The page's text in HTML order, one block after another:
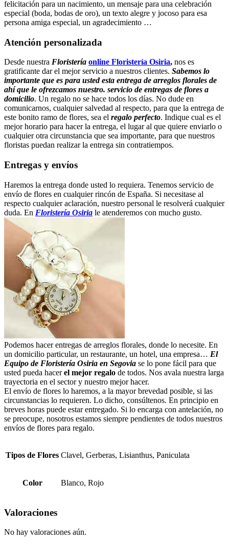
felicitación para un nacimiento, un mensaje para una celebración
especial (boda, bodas de oro), un texto alegre y jocoso para esa
persona amiga especial, un agradecimiento …
Atención personalizada
Desde nuestra Floristería online Floristería Osiria, nos es
gratificante dar el mejor servicio a nuestros clientes. Sabemos lo
importante que es para usted esta entrega de arreglos florales de
ahí que le ofrezcamos nuestro. servicio de entregas de flores a
domicilio. Un regalo no se hace todos los días. No dude en
comunicarnos, cualquier salvedad al respecto, para que la entrega de
este bonito ramo de flores, sea el regalo perfecto. Indique cual es el
mejor horario para hacer la entrega, el lugar al que quiere enviarlo o
cualquier otra circunstancia que sea importante, para que nuestros
floristas puedan realizar la entrega sin contratiempos.
Entregas y envíos
Haremos la entrega donde usted lo requiera. Tenemos servicio de
envío de flores en cualquier rincón de España. Si necesitase al
respecto cualquier aclaración, nuestro personal le resolverá cualquier
duda. En Floristería Osiria le atenderemos con mucho gusto.
Podemos hacer entregas de arreglos florales, donde lo necesite. En
un domicilio particular, un restaurante, un hotel, una empresa… El
Equipo de Floristería Osiria en Segovia se lo pone fácil para que
usted pueda hacerel mejor regalo de todos. Nos avala nuestra larga
trayectoria en el sector y nuestro mejor hacer.
El envío de flores lo haremos, a la mayor brevedad posible, si las
circunstancias lo requieren. Lo dicho, consúltenos. En principio en
breves horas puede estar entregado. Si lo encarga con antelación, no
se preocupe, nosotros estamos siempre pendientes de todos nuestros
envíos de flores para regalo.
Tipos de Flores Clavel, Gerberas, Lisianthus, Paniculata
Color Blanco, Rojo
Valoraciones
No hay valoraciones aún.